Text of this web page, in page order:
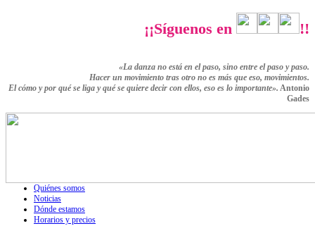
¡¡Síguenos en !!
«La danza no está en el paso, sino entre el paso y paso.
Hacer un movimiento tras otro no es más que eso, movimientos.
El cómo y por qué se liga y qué se quiere decir con ellos, eso es lo importante». Antonio
Gades
Quiénes somos
Noticias
Dónde estamos
Horarios y precios